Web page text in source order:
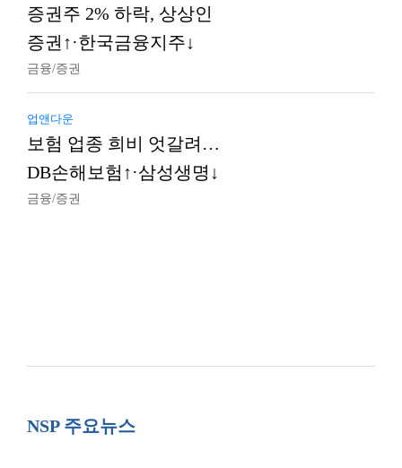
증권주 2% 하락, 상상인
증권↑·한국금융지주↓
금융/증권
업앤다운
보험 업종 희비 엇갈려…
DB손해보험↑·삼성생명↓
금융/증권
NSP 주요뉴스